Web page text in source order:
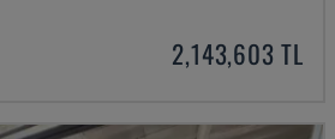
2,143,603 TL